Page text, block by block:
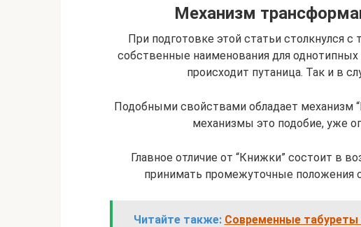
Механизм
При подготовке этой статьи столкнулся
собственные наименования для
происходит путаница. Так и в
Подобными свойствами обладает механизм
механизмы это подобие, уже
Главное отличие от “Книжки” состоит в
принимать промежуточные положения
Читайте также: Современные табуреты